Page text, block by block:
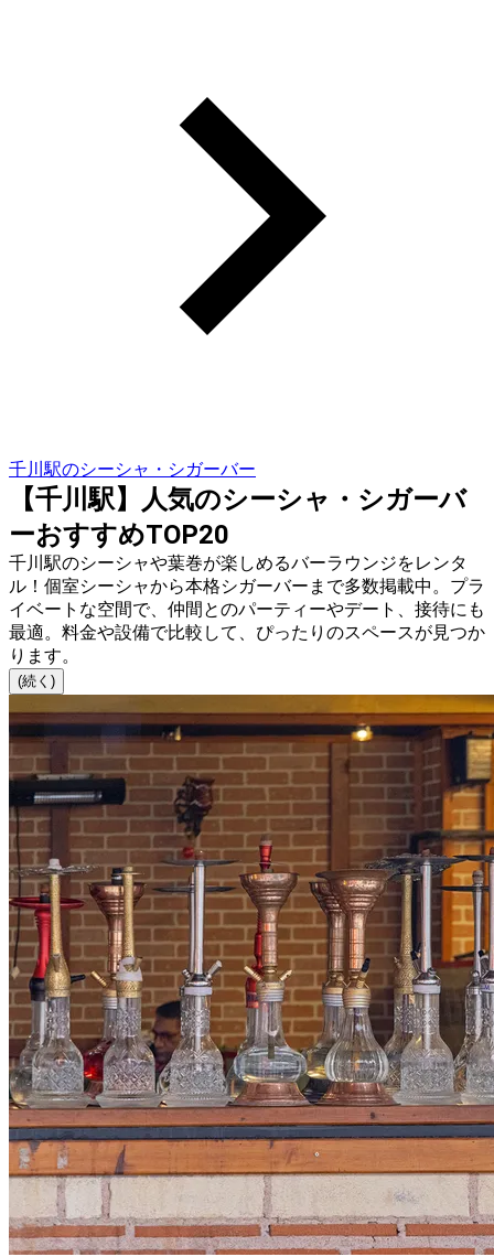
千川駅のシーシャ・シガーバー
【千川駅】人気のシーシャ・シガーバ
ーおすすめTOP20
千川駅のシーシャや葉巻が楽しめるバーラウンジをレンタ
ル！個室シーシャから本格シガーバーまで多数掲載中。プラ
イベートな空間で、仲間とのパーティーやデート、接待にも
最適。料金や設備で比較して、ぴったりのスペースが見つか
ります。
(続く)